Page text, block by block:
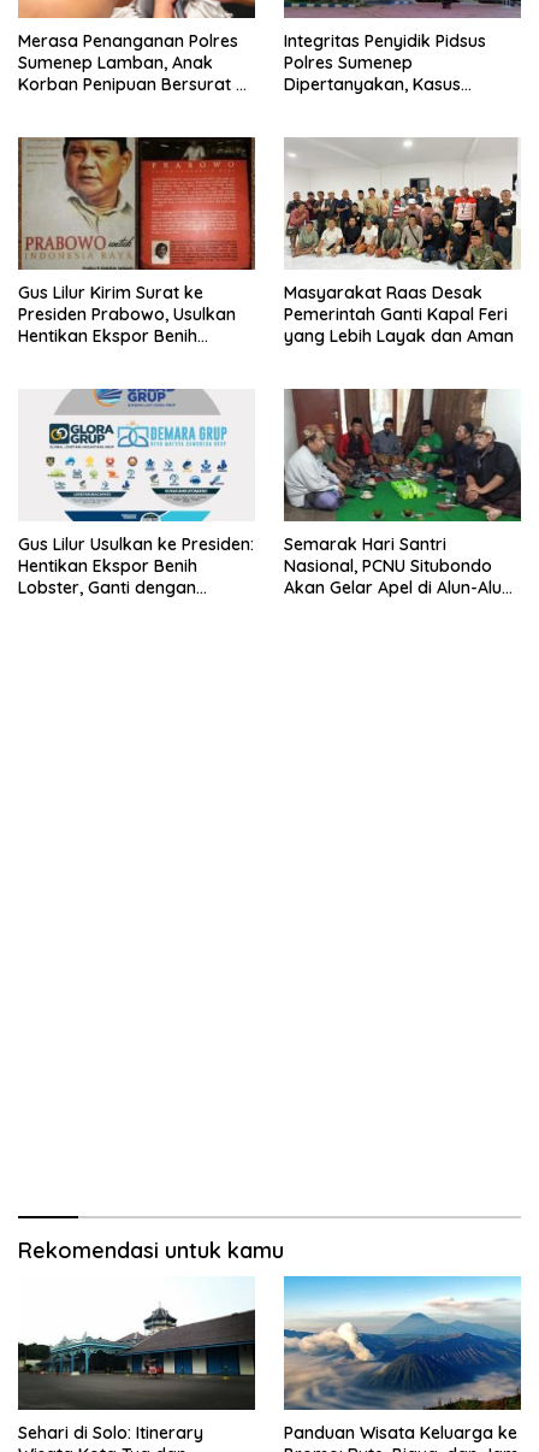
Merasa Penanganan Polres
Sumenep Lamban, Anak
Korban Penipuan Bersurat ke
Integritas Penyidik Pidsus
Polres Sumenep
Dipertanyakan, Kasus
Kepastian
Gus Lilur Kirim Surat ke
Presiden Prabowo, Usulkan
Hentikan Ekspor Benih
Masyarakat Raas Desak
Pemerintah Ganti Kapal Feri
yang Lebih Layak dan Aman
Gus Lilur Usulkan ke Presiden:
Hentikan Ekspor Benih
Lobster, Ganti dengan
Semarak Hari Santri
Nasional, PCNU Situbondo
Akan Gelar Apel di Alun-Alun
Rekomendasi untuk kamu
Sehari di Solo: Itinerary
Panduan Wisata Keluarga ke